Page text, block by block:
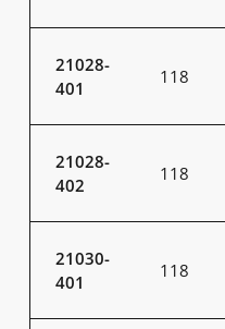
21028-
401
118
21028-
402
118
21030-
401
118